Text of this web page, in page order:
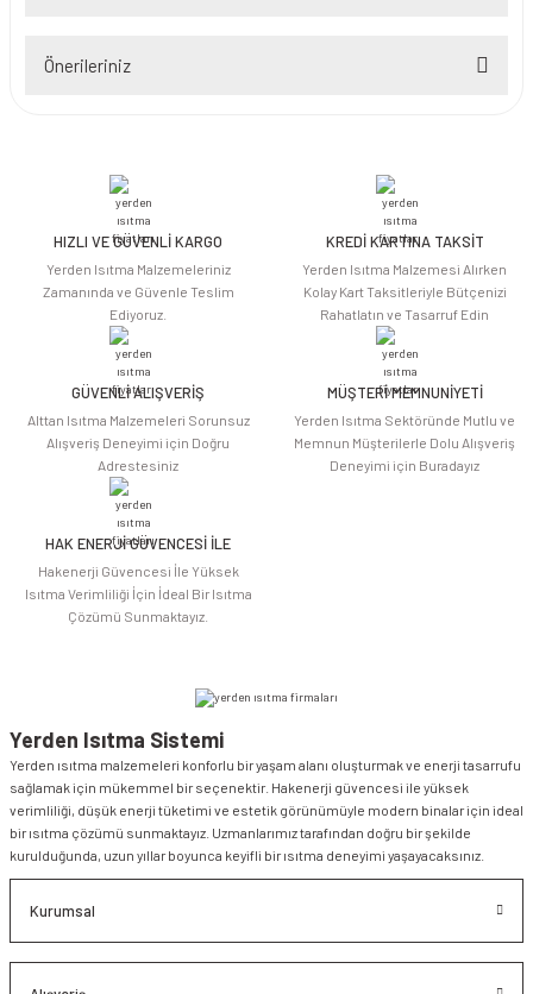
Önerileriniz
iletebilirsiniz.
Görüş ve önerileriniz için teşekkür ederiz.
Ürün açıklamasında eksik bilgiler bulunuyor.
Ürün bilgilerinde hatalar bulunuyor.
Ürün fiyatı diğer sitelerden daha pahalı.
Bu ürüne benzer farklı alternatifler olmalı.
HIZLI VE GÜVENLİ KARGO
Yerden Isıtma Malzemeleriniz
Zamanında ve Güvenle Teslim
Ediyoruz.
KREDİ KARTINA TAKSİT
Yerden Isıtma Malzemesi Alırken
Kolay Kart Taksitleriyle Bütçenizi
Rahatlatın ve Tasarruf Edin
GÜVENLİ ALIŞVERİŞ
Alttan Isıtma Malzemeleri Sorunsuz
Alışveriş Deneyimi için Doğru
Adrestesiniz
MÜŞTERİ MEMNUNİYETİ
Yerden Isıtma Sektöründe Mutlu ve
Memnun Müşterilerle Dolu Alışveriş
Deneyimi için Buradayız
HAK ENERJİ GÜVENCESİ İLE
Hakenerji Güvencesi İle Yüksek
Isıtma Verimliliği İçin İdeal Bir Isıtma
Çözümü Sunmaktayız.
Yerden Isıtma Sistemi
Yerden ısıtma malzemeleri konforlu bir yaşam alanı oluşturmak ve enerji tasarrufu
sağlamak için mükemmel bir seçenektir. Hakenerji güvencesi ile yüksek
verimliliği, düşük enerji tüketimi ve estetik görünümüyle modern binalar için ideal
bir ısıtma çözümü sunmaktayız. Uzmanlarımız tarafından doğru bir şekilde
kurulduğunda, uzun yıllar boyunca keyifli bir ısıtma deneyimi yaşayacaksınız.
Kurumsal